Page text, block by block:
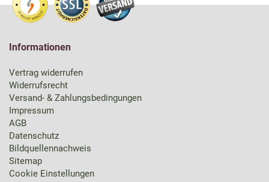
Informationen
Vertrag widerrufen
Widerrufsrecht
Versand- & Zahlungsbedingungen
Impressum
AGB
Datenschutz
Bildquellennachweis
Sitemap
Cookie Einstellungen